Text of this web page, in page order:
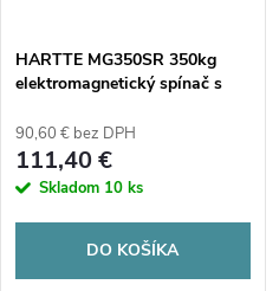
HARTTE MG350SR 350kg
elektromagnetický spínač s
90,60 € bez DPH
111,40 €
Skladom 10 ks
DO KOŠÍKA